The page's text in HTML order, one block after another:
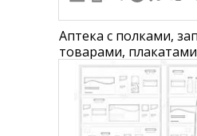
Аптека с полками,
товарами,
прилавком с кассой